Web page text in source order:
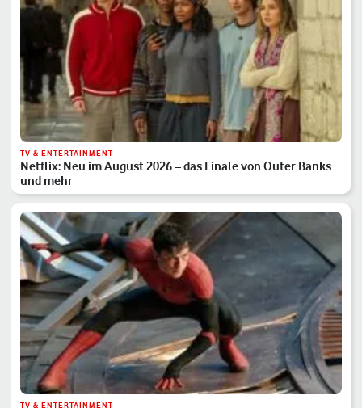
TV & ENTERTAINMENT
Netflix: Neu im August 2026 – das Finale von Outer Banks
und mehr
TV & ENTERTAINMENT